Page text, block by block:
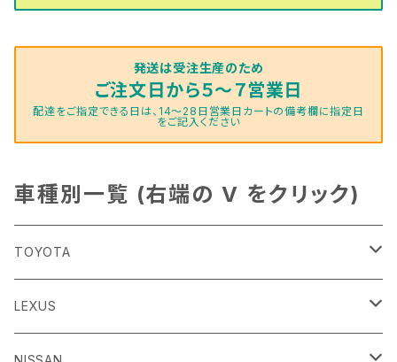
発送は受注生産のため
ご注文日から５～７営業日
配達をご指定できる日は、14～28日営業日カートの備考欄に指定日
をご記入ください
車種別一覧 (右端の V をクリック)
TOYOTA
86
H24/4～R3/8 ZN6
LEXUS